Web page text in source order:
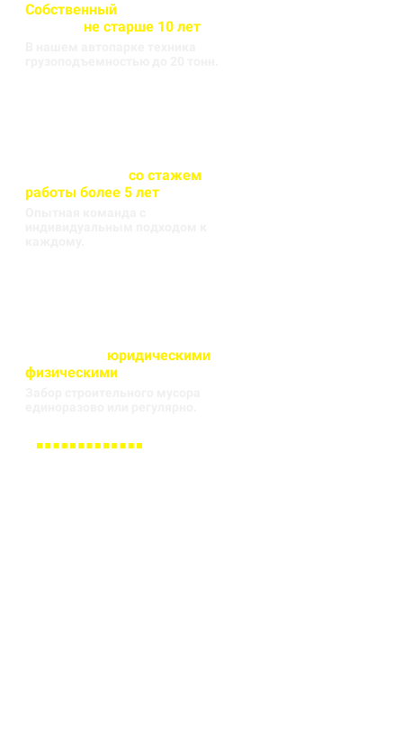
Собственный
не старше 10 лет
со стажем
работы более 5 лет
юридическими
физическими